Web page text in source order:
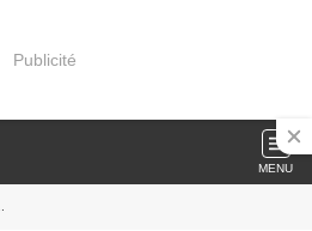
Publicité
MENU